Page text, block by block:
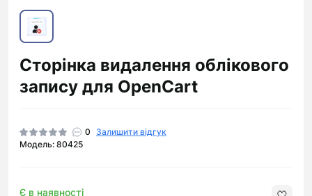
Сторінка видалення облікового
запису для OpenCart
0
Залишити відгук
Модель: 80425
Є в наявності